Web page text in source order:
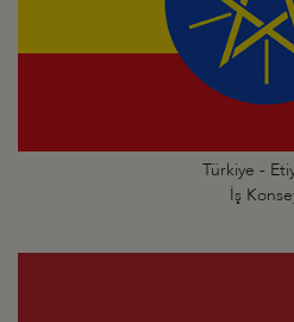
Türkiye -
İş